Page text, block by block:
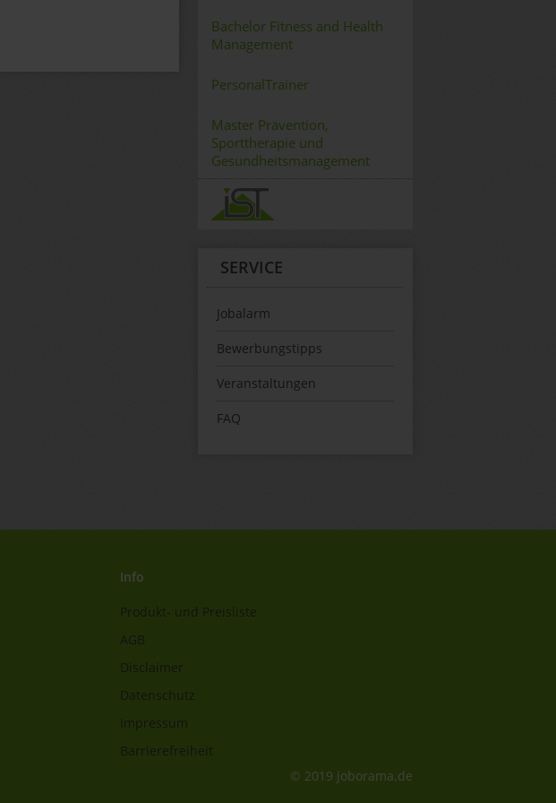
Bachelor Fitness and Health
Management
PersonalTrainer
Master Prävention,
Sporttherapie und
Gesundheitsmanagement
SERVICE
Jobalarm
Bewerbungstipps
Veranstaltungen
FAQ
Info
Produkt- und Preisliste
AGB
Disclaimer
Datenschutz
Impressum
Barrierefreiheit
© 2019 joborama.de